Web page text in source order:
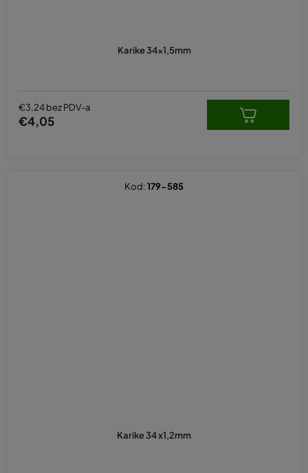
Karike 34x1,5mm
€3,24 bez PDV-a
€4,05
Karike 34 x1,2mm
Kod:179-585